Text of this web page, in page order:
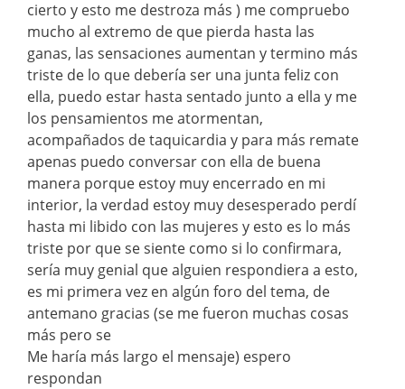
cierto y esto me destroza más ) me compruebo
mucho al extremo de que pierda hasta las
ganas, las sensaciones aumentan y termino más
triste de lo que debería ser una junta feliz con
ella, puedo estar hasta sentado junto a ella y me
los pensamientos me atormentan,
acompañados de taquicardia y para más remate
apenas puedo conversar con ella de buena
manera porque estoy muy encerrado en mi
interior, la verdad estoy muy desesperado perdí
hasta mi libido con las mujeres y esto es lo más
triste por que se siente como si lo confirmara,
sería muy genial que alguien respondiera a esto,
es mi primera vez en algún foro del tema, de
antemano gracias (se me fueron muchas cosas
más pero se
Me haría más largo el mensaje) espero
respondan